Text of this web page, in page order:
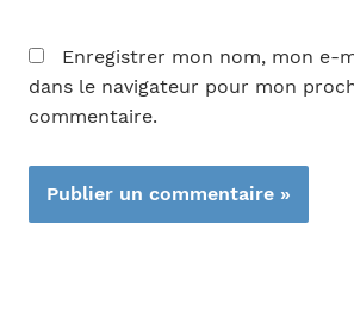
Enregistrer mon nom, mon e-
dans le navigateur pour mon
commentaire.